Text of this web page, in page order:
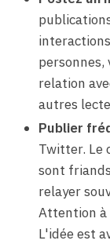
personnes,
relation
autres
Publier
Twitter. Le
sont
relayer
Attention à
L'idée est